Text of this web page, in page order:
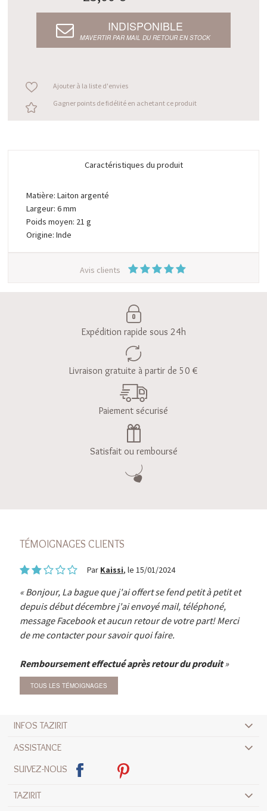
INDISPONIBLE
M’AVERTIR PAR MAIL DU RETOUR EN STOCK
Ajouter à la liste d'envies
Gagner points de fidélité en achetant ce produit
Caractéristiques du produit
Matière: Laiton argenté
Largeur: 6 mm
Poids moyen: 21 g
Origine: Inde
Avis clients
Expédition rapide sous 24h
Livraison gratuite à partir de 50 €
Paiement sécurisé
Satisfait ou remboursé
TÉMOIGNAGES CLIENTS
Par Kaissi, le 15/01/2024
Bonjour, La bague que j'ai offert se fend petit à petit et
depuis début décembre j'ai envoyé mail, téléphoné,
message Facebook et aucun retour de votre part! Merci
de me contacter pour savoir quoi faire.
Remboursement effectué après retour du produit
TOUS LES TÉMOIGNAGES
INFOS TAZIRIT
ASSISTANCE
SUIVEZ-NOUS
TAZIRIT